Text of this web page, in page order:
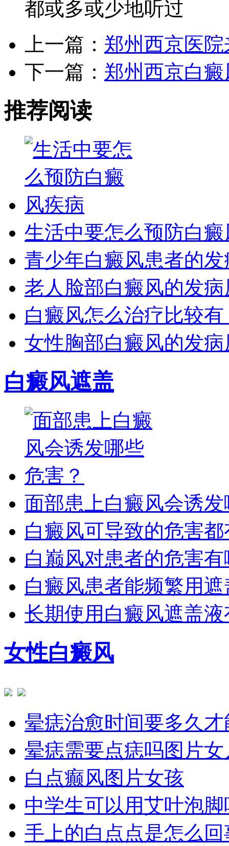
都或多或少地听过
上一篇： 郑州西京医
下一篇： 郑州西京白
推荐阅读
生活中要怎么预防白
青少年白癜风患者的
老人脸部白癜风的发
白癜风怎么治疗比较有
女性胸部白癜风的发
白癜风遮盖
面部患上白癜风会诱
白癜风可导致的危害
白巅风对患者的危害
白癜风患者能频繁用
长期使用白癜风遮盖
女性白癜风
晕痣治愈时间要多久
晕痣需要点痣吗图片女
白点癫风图片女孩
中学生可以用艾叶泡
手上的白点点是怎么